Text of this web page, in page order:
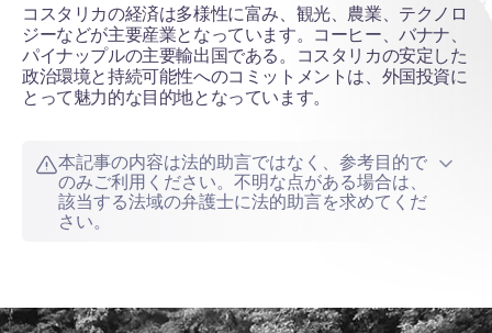
コスタリカの経済は多様性に富み、観光、農業、テクノロ
ジーなどが主要産業となっています。コーヒー、バナナ、
パイナップルの主要輸出国である。コスタリカの安定した
政治環境と持続可能性へのコミットメントは、外国投資に
とって魅力的な目的地となっています。
本記事の内容は法的助言ではなく、参考目的で
のみご利用ください。不明な点がある場合は、
該当する法域の弁護士に法的助言を求めてくだ
さい。